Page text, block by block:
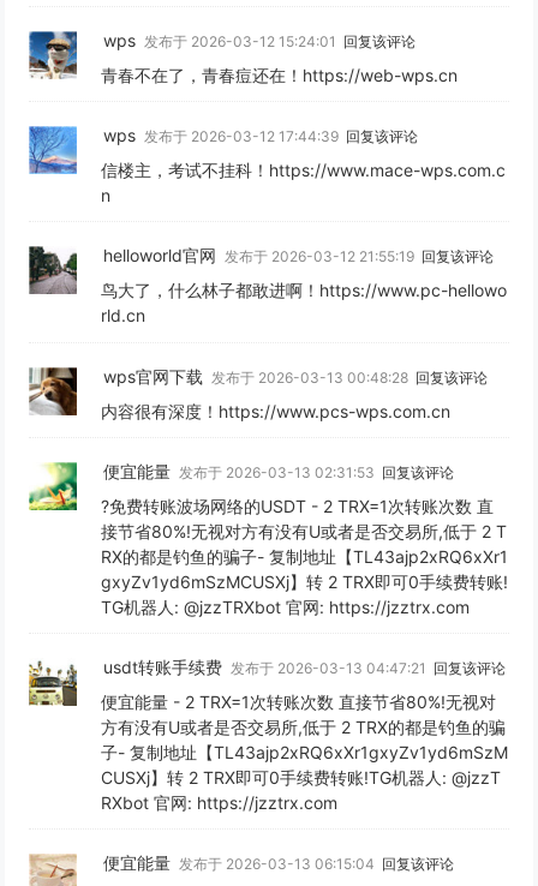
wps 发布于 2026-03-12 15:24:01 回复该评论
青春不在了，青春痘还在！https://web-wps.cn
wps 发布于 2026-03-12 17:44:39 回复该评论
信楼主，考试不挂科！https://www.mace-wps.com.c
n
helloworld官网 发布于 2026-03-12 21:55:19 回复该评论
鸟大了，什么林子都敢进啊！https://www.pc-hellowo
rld.cn
wps官网下载 发布于 2026-03-13 00:48:28 回复该评论
内容很有深度！https://www.pcs-wps.com.cn
便宜能量 发布于 2026-03-13 02:31:53 回复该评论
?免费转账波场网络的USDT - 2 TRX=1次转账次数 直
接节省80%!无视对方有没有U或者是否交易所,低于 2 T
RX的都是钓鱼的骗子- 复制地址【TL43ajp2xRQ6xXr1
gxyZv1yd6mSzMCUSXj】转 2 TRX即可0手续费转账!
TG机器人: @jzzTRXbot 官网: https://jzztrx.com
usdt转账手续费 发布于 2026-03-13 04:47:21 回复该评论
便宜能量 - 2 TRX=1次转账次数 直接节省80%!无视对
方有没有U或者是否交易所,低于 2 TRX的都是钓鱼的骗
子- 复制地址【TL43ajp2xRQ6xXr1gxyZv1yd6mSzM
CUSXj】转 2 TRX即可0手续费转账!TG机器人: @jzzT
RXbot 官网: https://jzztrx.com
便宜能量 发布于 2026-03-13 06:15:04 回复该评论